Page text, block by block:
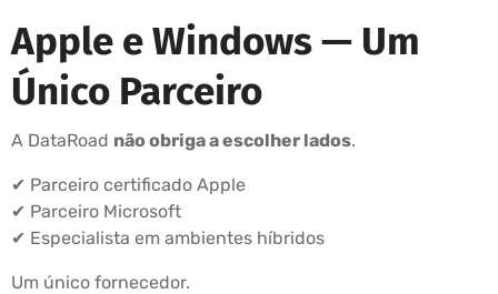
Apple e Windows — Um
Único Parceiro
A DataRoad não obriga a escolher lados.
✔ Parceiro certificado Apple
✔ Parceiro Microsoft
✔ Especialista em ambientes híbridos
Um único fornecedor.